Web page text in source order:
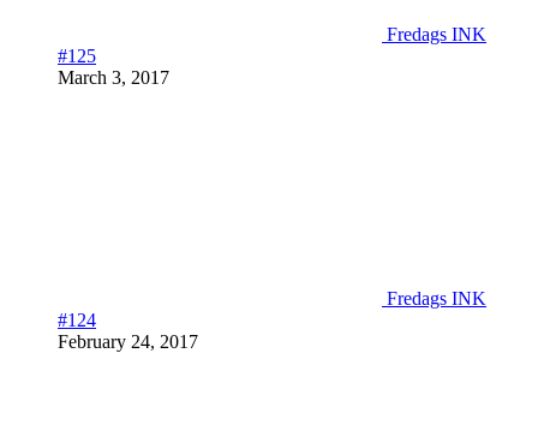
Fredags INK
#125
March 3, 2017
Fredags INK
#124
February 24, 2017